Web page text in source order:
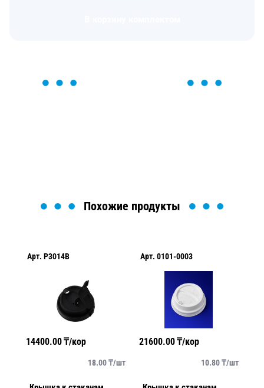
Похожие продукты
Арт.P3014B
14400.00₸/кор
18.00₸/шт
Арт.0101-0003
21600.00₸/кор
10.80₸/шт